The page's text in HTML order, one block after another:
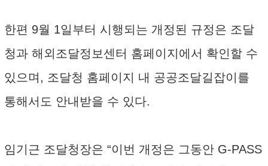
한편 9월 1일부터 시행되는 개정된 규정은 조달
청과 해외조달정보센터 홈페이지에서 확인할 수
있으며, 조달청 홈페이지 내 공공조달길잡이를
통해서도 안내받을 수 있다.
임기근 조달청장은 “이번 개정은 그동안 G-PASS